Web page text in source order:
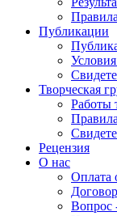
Публикации
Творческая
Работы
Рецензия
О нас
Оплата
Вопрос